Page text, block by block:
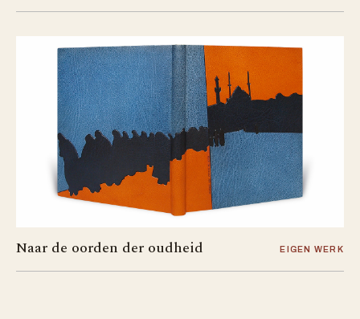
Naar de oorden der oudheid EIGEN WERK